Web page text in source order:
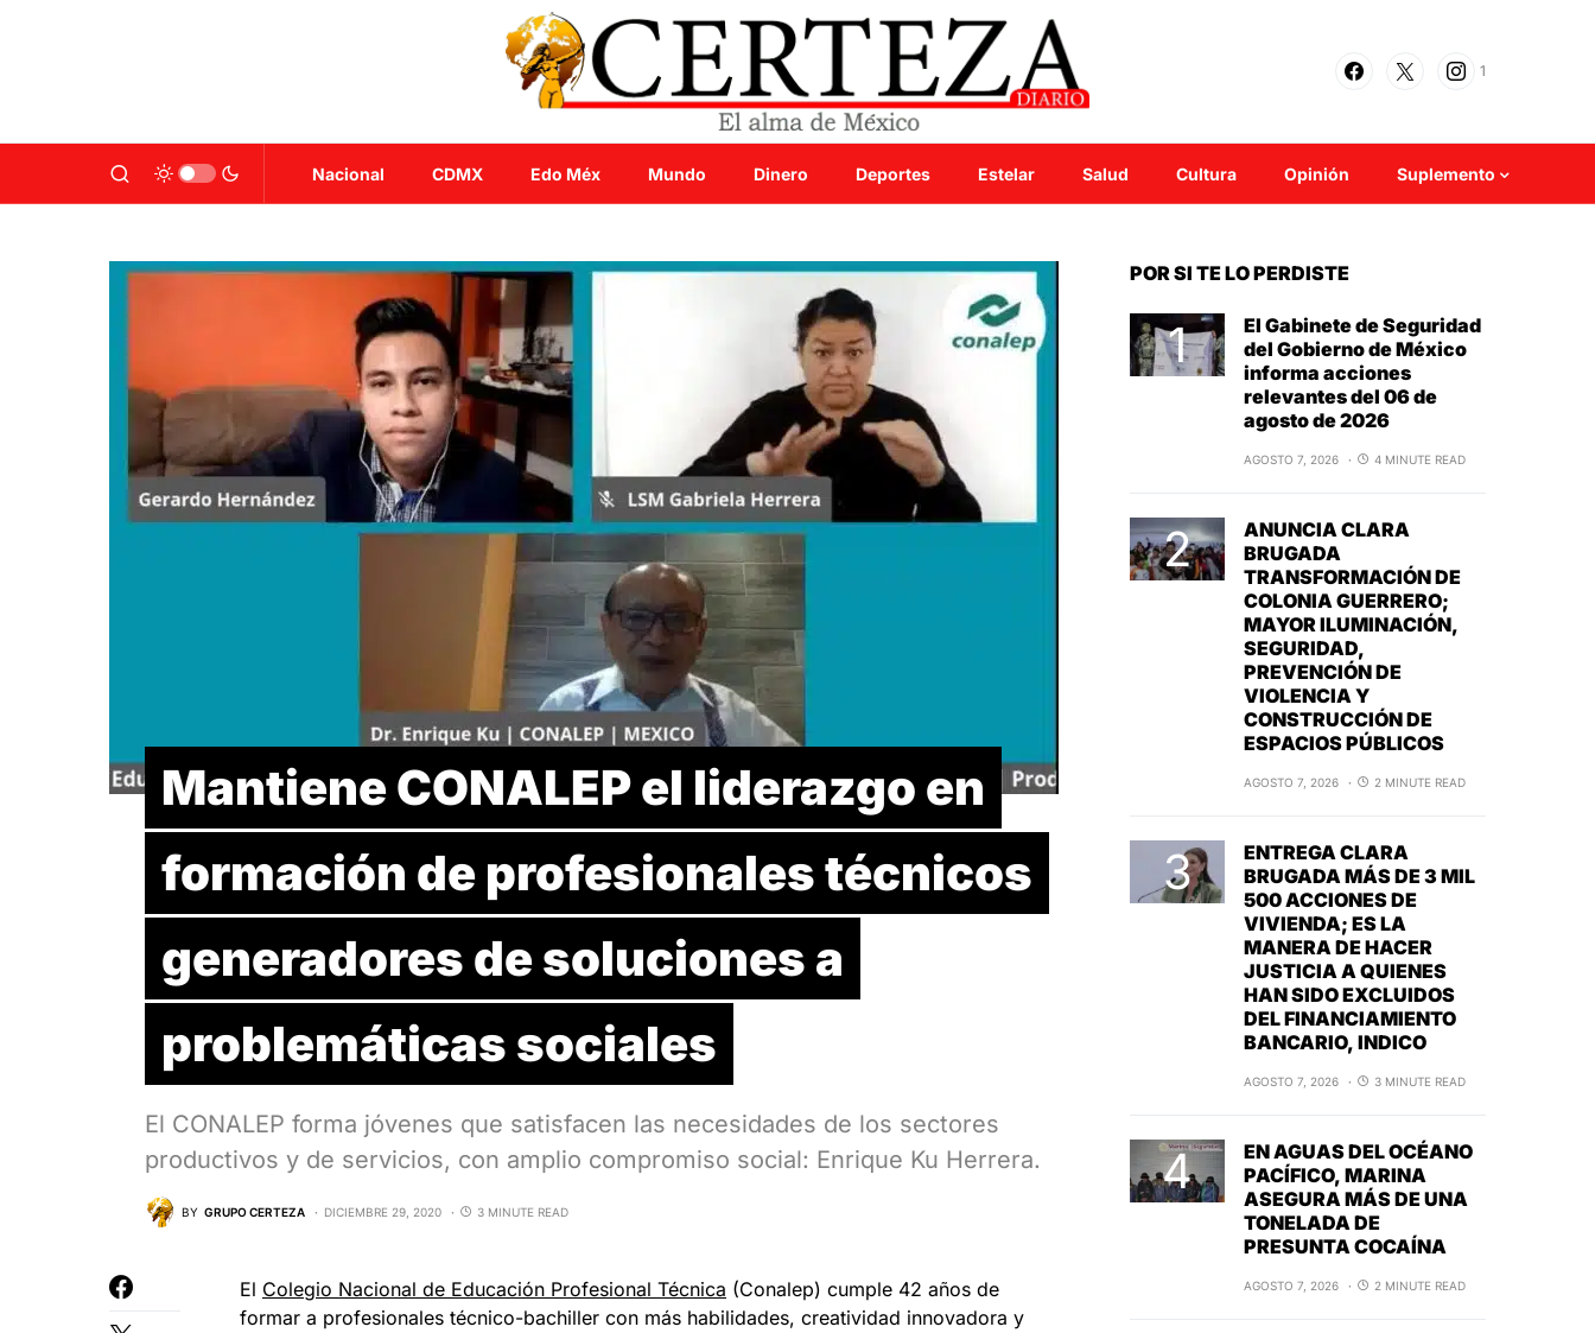
1
Nacional CDMX Edo Méx Mundo Dinero Deportes Estelar Salud Cultura Opinión Suplemento
Mantiene CONALEP el liderazgo en
formación de profesionales técnicos
generadores de soluciones a
problemáticas sociales
El CONALEP forma jóvenes que satisfacen las necesidades de los sectores
productivos y de servicios, con amplio compromiso social: Enrique Ku Herrera.
BY GRUPO CERTEZA DICIEMBRE 29, 2020 3 MINUTE READ
El Colegio Nacional de Educación Profesional Técnica (Conalep) cumple 42 años de
formar a profesionales técnico-bachiller con más habilidades, creatividad innovadora y
POR SI TE LO PERDISTE
El Gabinete de Seguridad
del Gobierno de México
informa acciones
relevantes del 06 de
agosto de 2026
AGOSTO 7, 2026 4 MINUTE READ
ANUNCIA CLARA
BRUGADA
TRANSFORMACIÓN DE
COLONIA GUERRERO;
MAYOR ILUMINACIÓN,
SEGURIDAD,
PREVENCIÓN DE
VIOLENCIA Y
CONSTRUCCIÓN DE
ESPACIOS PÚBLICOS
AGOSTO 7, 2026 2 MINUTE READ
ENTREGA CLARA
BRUGADA MÁS DE 3 MIL
500 ACCIONES DE
VIVIENDA; ES LA
MANERA DE HACER
JUSTICIA A QUIENES
HAN SIDO EXCLUIDOS
DEL FINANCIAMIENTO
BANCARIO, INDICO
AGOSTO 7, 2026 3 MINUTE READ
EN AGUAS DEL OCÉANO
PACÍFICO, MARINA
ASEGURA MÁS DE UNA
TONELADA DE
PRESUNTA COCAÍNA
AGOSTO 7, 2026 2 MINUTE READ